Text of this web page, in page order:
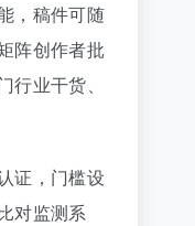
，稿件可随
阵创作者批
业干货、
证，门槛设
对监测系